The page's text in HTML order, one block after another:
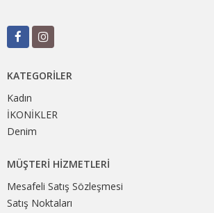
KATEGORILER
Kadın
İKONİKLER
Denim
MÜŞTERI HIZMETLERI
Mesafeli Satış Sözleşmesi
Satış Noktaları